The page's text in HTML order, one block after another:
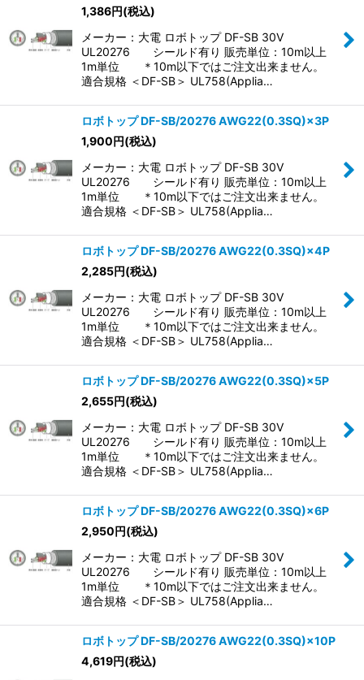
1,386円(税込)
メーカー：大電 ロボトップ DF-SB 30V
UL20276 シールド有り 販売単位：10m以上
1m単位 ＊10m以下ではご注文出来ません。
適合規格 ＜DF-SB＞ UL758(Applia…
ロボトップ DF-SB/20276 AWG22(0.3SQ)×3P
1,900円(税込)
メーカー：大電 ロボトップ DF-SB 30V
UL20276 シールド有り 販売単位：10m以上
1m単位 ＊10m以下ではご注文出来ません。
適合規格 ＜DF-SB＞ UL758(Applia…
ロボトップ DF-SB/20276 AWG22(0.3SQ)×4P
2,285円(税込)
メーカー：大電 ロボトップ DF-SB 30V
UL20276 シールド有り 販売単位：10m以上
1m単位 ＊10m以下ではご注文出来ません。
適合規格 ＜DF-SB＞ UL758(Applia…
ロボトップ DF-SB/20276 AWG22(0.3SQ)×5P
2,655円(税込)
メーカー：大電 ロボトップ DF-SB 30V
UL20276 シールド有り 販売単位：10m以上
1m単位 ＊10m以下ではご注文出来ません。
適合規格 ＜DF-SB＞ UL758(Applia…
ロボトップ DF-SB/20276 AWG22(0.3SQ)×6P
2,950円(税込)
メーカー：大電 ロボトップ DF-SB 30V
UL20276 シールド有り 販売単位：10m以上
1m単位 ＊10m以下ではご注文出来ません。
適合規格 ＜DF-SB＞ UL758(Applia…
ロボトップ DF-SB/20276 AWG22(0.3SQ)×10P
4,619円(税込)